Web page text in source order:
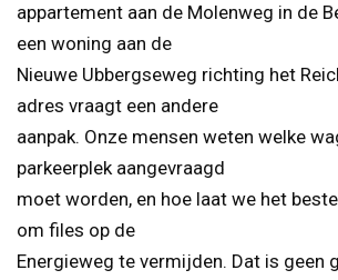
appartement aan de Molenweg in de
een woning aan de
Nieuwe Ubbergseweg richting het
adres vraagt een andere
aanpak. Onze mensen weten welke
parkeerplek aangevraagd
moet worden, en hoe laat we het
om files op de
Energieweg te vermijden. Dat is geen